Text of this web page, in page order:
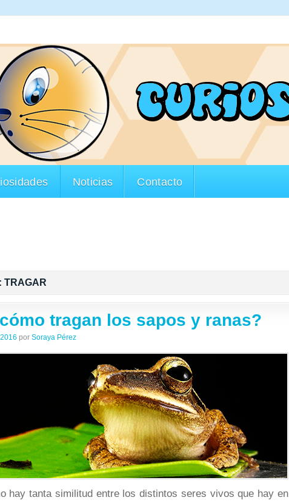
Noticias Contacto
TRAGAR
tragan los sapos y ranas?
por Soraya Pérez
hay tanta similitud entre los distintos seres vivos que hay en